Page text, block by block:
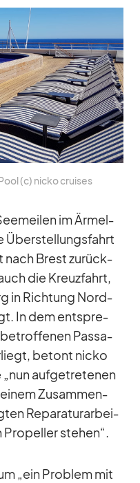
(c) nicko crui­ses
im Är­mel­
Über­stel­lungs­fahrt
nach Brest zu­rück­
die Kreuz­fahrt,
in Rich­tung Nord­
In dem ent­spre­
be­trof­fe­nen Pas­sa­
be­tont nicko
auf­ge­tre­te­nen
Zu­sam­men­
Re­pa­ra­tur­ar­bei­
ste­hen“.
„ein Pro­blem mit